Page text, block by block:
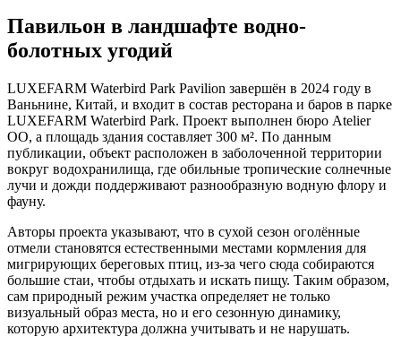
Павильон в ландшафте водно-
болотных угодий
LUXEFARM Waterbird Park Pavilion завершён в 2024 году в
Ваньнине, Китай, и входит в состав ресторана и баров в парке
LUXEFARM Waterbird Park. Проект выполнен бюро Atelier
OO, а площадь здания составляет 300 м². По данным
публикации, объект расположен в заболоченной территории
вокруг водохранилища, где обильные тропические солнечные
лучи и дожди поддерживают разнообразную водную флору и
фауну.
Авторы проекта указывают, что в сухой сезон оголённые
отмели становятся естественными местами кормления для
мигрирующих береговых птиц, из-за чего сюда собираются
большие стаи, чтобы отдыхать и искать пищу. Таким образом,
сам природный режим участка определяет не только
визуальный образ места, но и его сезонную динамику,
которую архитектура должна учитывать и не нарушать.